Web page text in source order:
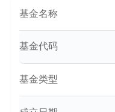
基金名称
基金代码
基金类型